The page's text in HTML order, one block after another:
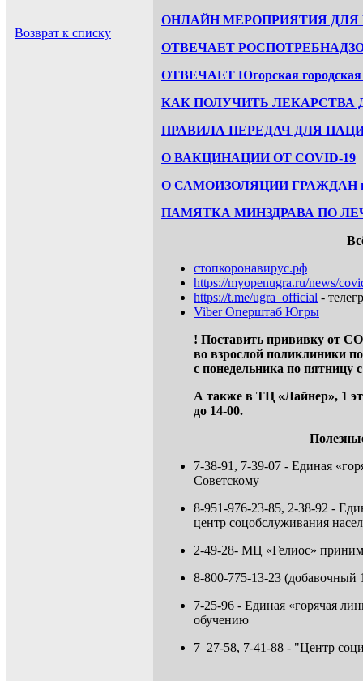
Возврат к списку
ОНЛАЙН МЕРОПРИЯТИЯ ДЛЯ
ОТВЕЧАЕТ
ОТВЕЧАЕТ Югорская городская
КАК ПОЛУЧИТЬ ЛЕКАРСТВА
ПРАВИЛА ПЕРЕДАЧ ДЛЯ
О ВАКЦИНАЦИИ ОТ COVID-19
О САМОИЗОЛЯЦИИ ГРАЖДАН
ПАМЯТКА МИНЗДРАВА ПО
стопкоронавирус.рф
https://myopenugra.ru/news/
https://t.me/ugra_official -
Viber Оперштаб Югры
! Поставить прививку от
во взрослой поликлиники
с понедельника по пятницу
А также в ТЦ «Лайнер», 1
до 14-00.
7-38-91, 7-39-07 - Единая
Советскому
8-951-976-23-85, 2-38-92 -
центр соцобслуживания
2-49-28- МЦ «Гелиос»
8-800-775-13-23
7-25-96 - Единая «горячая
обучению
7–27-58, 7-41-88 - "Центр